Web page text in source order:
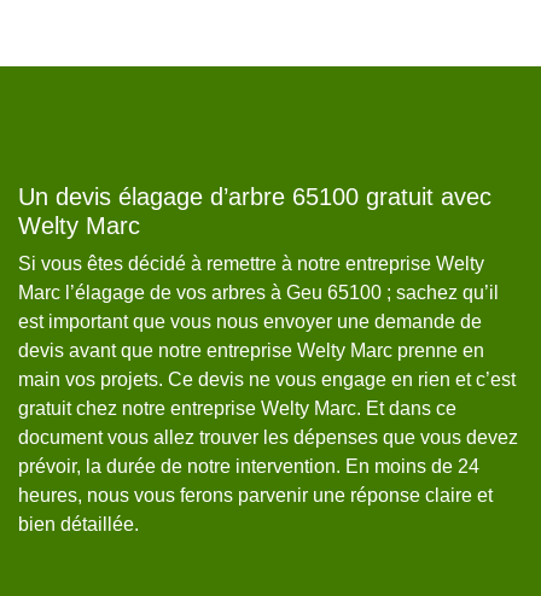
Un devis élagage d’arbre 65100 gratuit avec
Welty Marc
Si vous êtes décidé à remettre à notre entreprise Welty
Marc l’élagage de vos arbres à Geu 65100 ; sachez qu’il
est important que vous nous envoyer une demande de
devis avant que notre entreprise Welty Marc prenne en
main vos projets. Ce devis ne vous engage en rien et c’est
gratuit chez notre entreprise Welty Marc. Et dans ce
document vous allez trouver les dépenses que vous devez
prévoir, la durée de notre intervention. En moins de 24
heures, nous vous ferons parvenir une réponse claire et
bien détaillée.